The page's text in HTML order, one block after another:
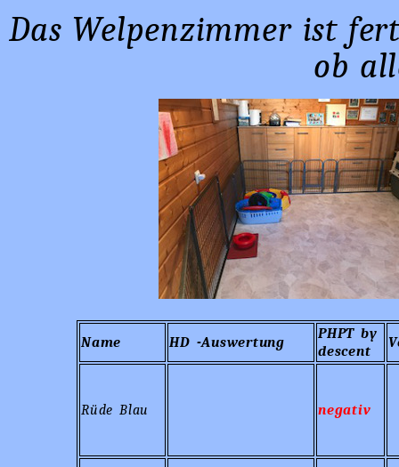
Das Welpenzimmer ist
ob
Name HD -Auswertung
PHPT by
descent
Rüde Blau negativ